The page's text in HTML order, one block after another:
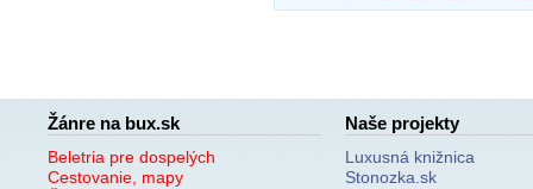
Žánre na bux.sk
Beletria pre dospelých
Cestovanie, mapy
Naše projekty
Luxusná knižnica
Stonozka.sk